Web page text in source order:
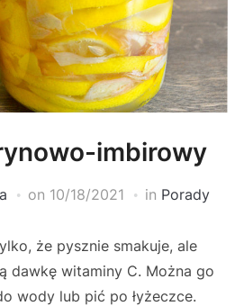
imbirowy
on 10/18/2021 in Porady
że pysznie smakuje, ale
dawkę witaminy C. Można go
wody lub pić po łyżeczce.